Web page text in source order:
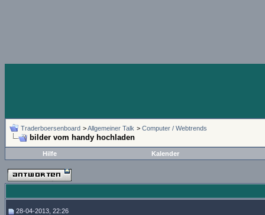
Traderboersenboard >Allgemeiner Talk > Computer / Webtrends
bilder vom handy hochladen
Hilfe Kalender
28-04-2013, 22:26